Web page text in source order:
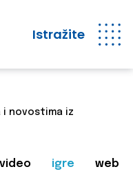
Istražite
i novostima iz
video igre web